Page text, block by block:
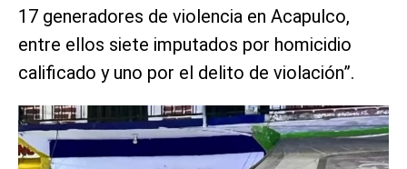
17 generadores de violencia en Acapulco,
entre ellos siete imputados por homicidio
calificado y uno por el delito de violación”.